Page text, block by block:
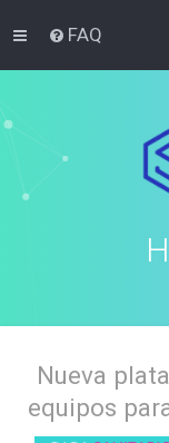
FAQ
Nueva
equipos